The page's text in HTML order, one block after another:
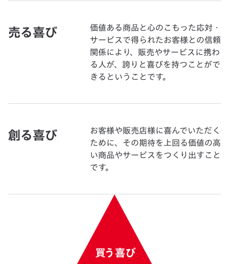
売る喜び
価値ある商品と心のこもった応対・
サービスで得られたお客様との信頼
関係により、販売やサービスに携わ
る人が、誇りと喜びを持つことがで
きるということです。
創る喜び
お客様や販売店様に喜んでいただく
ために、その期待を上回る価値の高
い商品やサービスをつくり出すこと
です。